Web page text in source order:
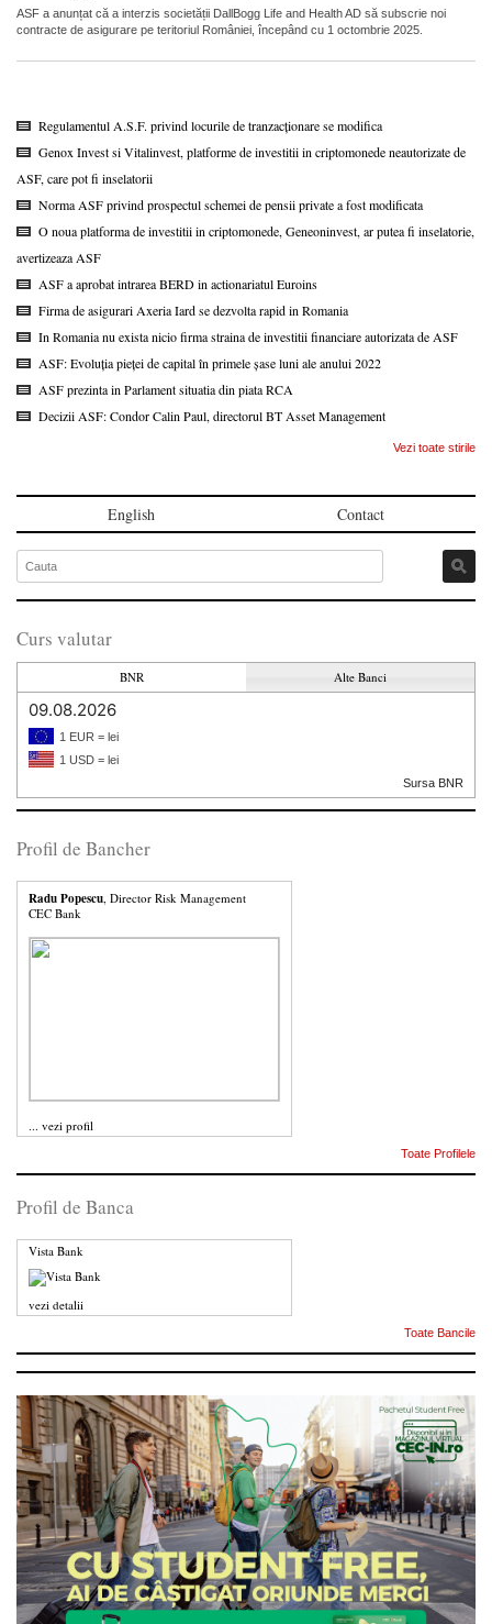
ASF a anunțat că a interzis societății DallBogg Life and Health AD să subscrie noi
contracte de asigurare pe teritoriul României, începând cu 1 octombrie 2025.
Regulamentul A.S.F. privind locurile de tranzacționare se modifica
Genox Invest si Vitalinvest, platforme de investitii in criptomonede neautorizate de
ASF, care pot fi inselatorii
Norma ASF privind prospectul schemei de pensii private a fost modificata
O noua platforma de investitii in criptomonede, Geneoninvest, ar putea fi inselatorie,
avertizeaza ASF
ASF a aprobat intrarea BERD in actionariatul Euroins
Firma de asigurari Axeria Iard se dezvolta rapid in Romania
In Romania nu exista nicio firma straina de investitii financiare autorizata de ASF
ASF: Evoluția pieței de capital în primele șase luni ale anului 2022
ASF prezinta in Parlament situatia din piata RCA
Decizii ASF: Condor Calin Paul, directorul BT Asset Management
Vezi toate stirile
English Contact
Curs valutar
BNR Alte Banci
09.08.2026
1 EUR = lei
1 USD = lei
Sursa BNR
Profil de Bancher
Radu Popescu , Director Risk Management
CEC Bank
... vezi profil
Toate Profilele
Profil de Banca
Vista Bank
vezi detalii
Toate Bancile